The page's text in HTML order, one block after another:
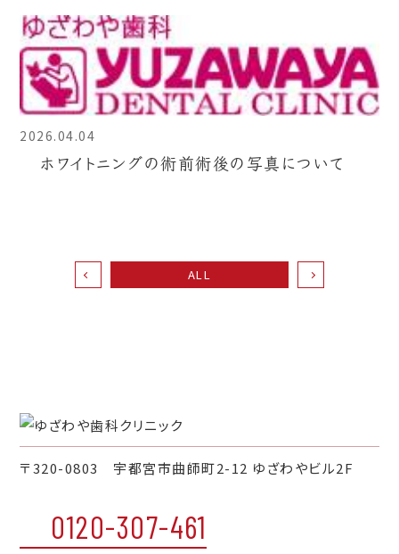
2026.04.04
ホワイトニングの術前術後の写真について
ALL
〒320-0803 宇都宮市曲師町2-12 ゆざわやビル2F
0120-307-461